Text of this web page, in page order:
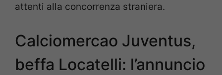
attenti alla concorrenza straniera.
Calciomercao Juventus,
beffa Locatelli: l’annuncio